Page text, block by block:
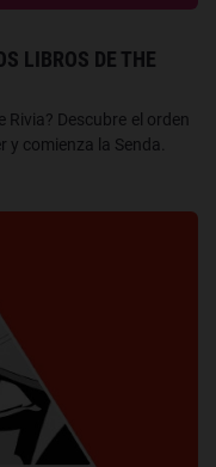
LIBROS DE THE
Rivia? Descubre el orden
y comienza la Senda.